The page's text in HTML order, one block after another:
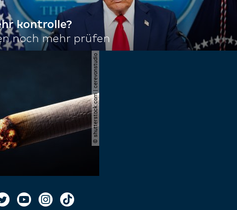
kontrolle?
noch mehr prüfen
© shutterstock.com | cerevonstudio